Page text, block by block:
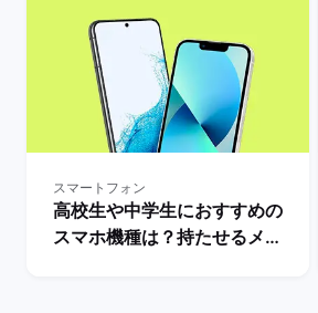
スマートフォン
高校生や中学生におすすめの
スマホ機種は？持たせるメリ